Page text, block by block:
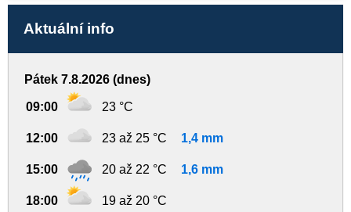
Aktuální info
Pátek 7.8.2026 (dnes)
09:00 23 °C
12:00 23 až 25 °C 1,4 mm
15:00 20 až 22 °C 1,6 mm
18:00 19 až 20 °C